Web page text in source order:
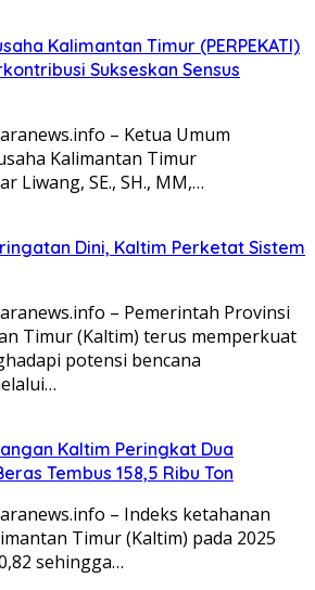
Kalimantan Timur (PERPEKATI)
Sukseskan Sensus
– Ketua Umum
Kalimantan Timur
Liwang, SE., SH., MM,…
Dini, Kaltim Perketat Sistem
– Pemerintah Provinsi
Timur (Kaltim) terus memperkuat
potensi bencana
Kaltim Peringkat Dua
Tembus 158,5 Ribu Ton
– Indeks ketahanan
Timur (Kaltim) pada 2025
sehingga…